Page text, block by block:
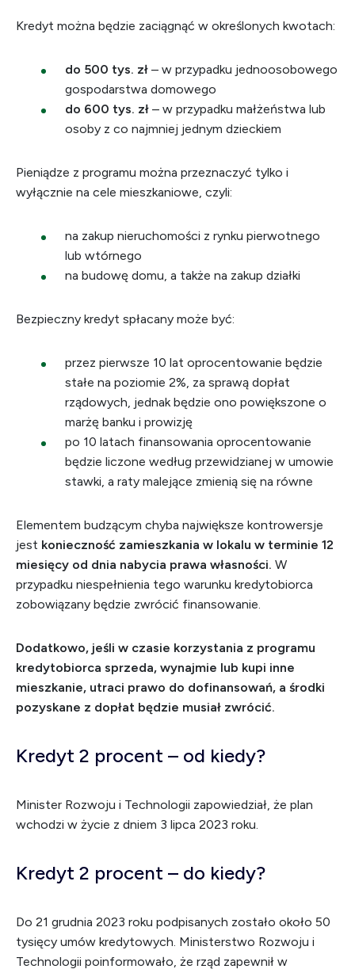
Kredyt można będzie zaciągnąć w określonych kwotach:
do 500 tys. zł – w przypadku jednoosobowego
gospodarstwa domowego
do 600 tys. zł – w przypadku małżeństwa lub
osoby z co najmniej jednym dzieckiem
Pieniądze z programu można przeznaczyć tylko i
wyłącznie na cele mieszkaniowe, czyli:
na zakup nieruchomości z rynku pierwotnego
lub wtórnego
na budowę domu, a także na zakup działki
Bezpieczny kredyt spłacany może być:
przez pierwsze 10 lat oprocentowanie będzie
stałe na poziomie 2%, za sprawą dopłat
rządowych, jednak będzie ono powiększone o
marżę banku i prowizję
po 10 latach finansowania oprocentowanie
będzie liczone według przewidzianej w umowie
stawki, a raty malejące zmienią się na równe
Elementem budzącym chyba największe kontrowersje
jest konieczność zamieszkania w lokalu w terminie 12
miesięcy od dnia nabycia prawa własności. W
przypadku niespełnienia tego warunku kredytobiorca
zobowiązany będzie zwrócić finansowanie.
Dodatkowo, jeśli w czasie korzystania z programu
kredytobiorca sprzeda, wynajmie lub kupi inne
mieszkanie, utraci prawo do dofinansowań, a środki
pozyskane z dopłat będzie musiał zwrócić.
Kredyt 2 procent – od kiedy?
Minister Rozwoju i Technologii zapowiedział, że plan
wchodzi w życie z dniem 3 lipca 2023 roku.
Kredyt 2 procent – do kiedy?
Do 21 grudnia 2023 roku podpisanych zostało około 50
tysięcy umów kredytowych. Ministerstwo Rozwoju i
Technologii poinformowało, że rząd zapewnił w